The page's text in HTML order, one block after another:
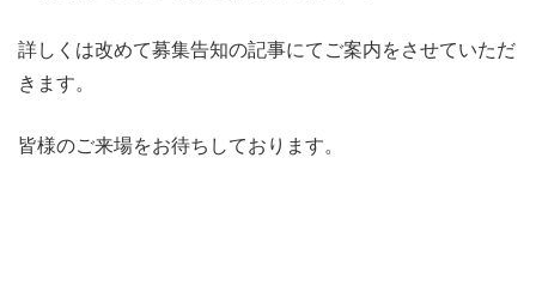
詳しくは改めて募集告知の記事にてご案内をさせていただ
きます。
皆様のご来場をお待ちしております。